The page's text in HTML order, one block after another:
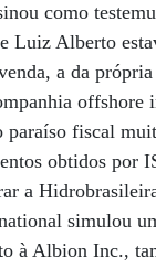
como
Luiz Alberto
a da
offshore
paraíso fiscal
obtidos por
a
simulou
à Albion Inc.,